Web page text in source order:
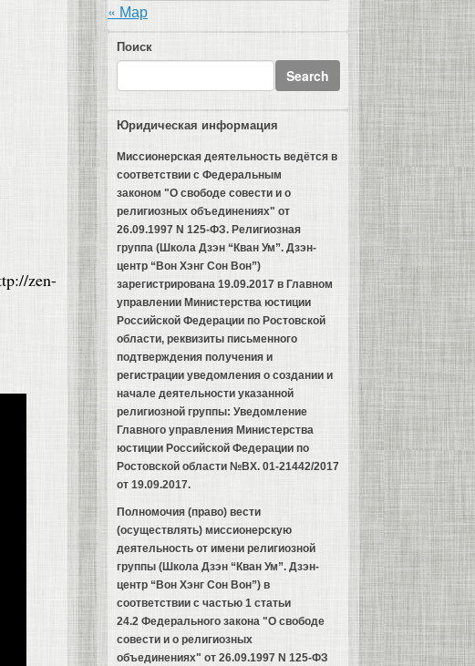
zen-
« Мар
Поиск
Юридическая информация
Миссионерская деятельность ведётся в
соответствии с Федеральным
законом "О свободе совести и о
религиозных объединениях" от
26.09.1997 N 125-ФЗ. Религиозная
группа (Школа Дзэн “Кван Ум”. Дзэн-
центр “Вон Хэнг Сон Вон”)
зарегистрирована 19.09.2017 в Главном
управлении Министерства юстиции
Российской Федерации по Ростовской
области, реквизиты письменного
подтверждения получения и
регистрации уведомления о создании и
начале деятельности указанной
религиозной группы: Уведомление
Главного управления Министерства
юстиции Российской Федерации по
Ростовской области №ВХ. 01-21442/2017
от 19.09.2017.
Полномочия (право) вести
(осуществлять) миссионерскую
деятельность от имени религиозной
группы (Школа Дзэн “Кван Ум”. Дзэн-
центр “Вон Хэнг Сон Вон”) в
соответствии с частью 1 статьи
24.2 Федерального закона "О свободе
совести и о религиозных
объединениях" от 26.09.1997 N 125-ФЗ